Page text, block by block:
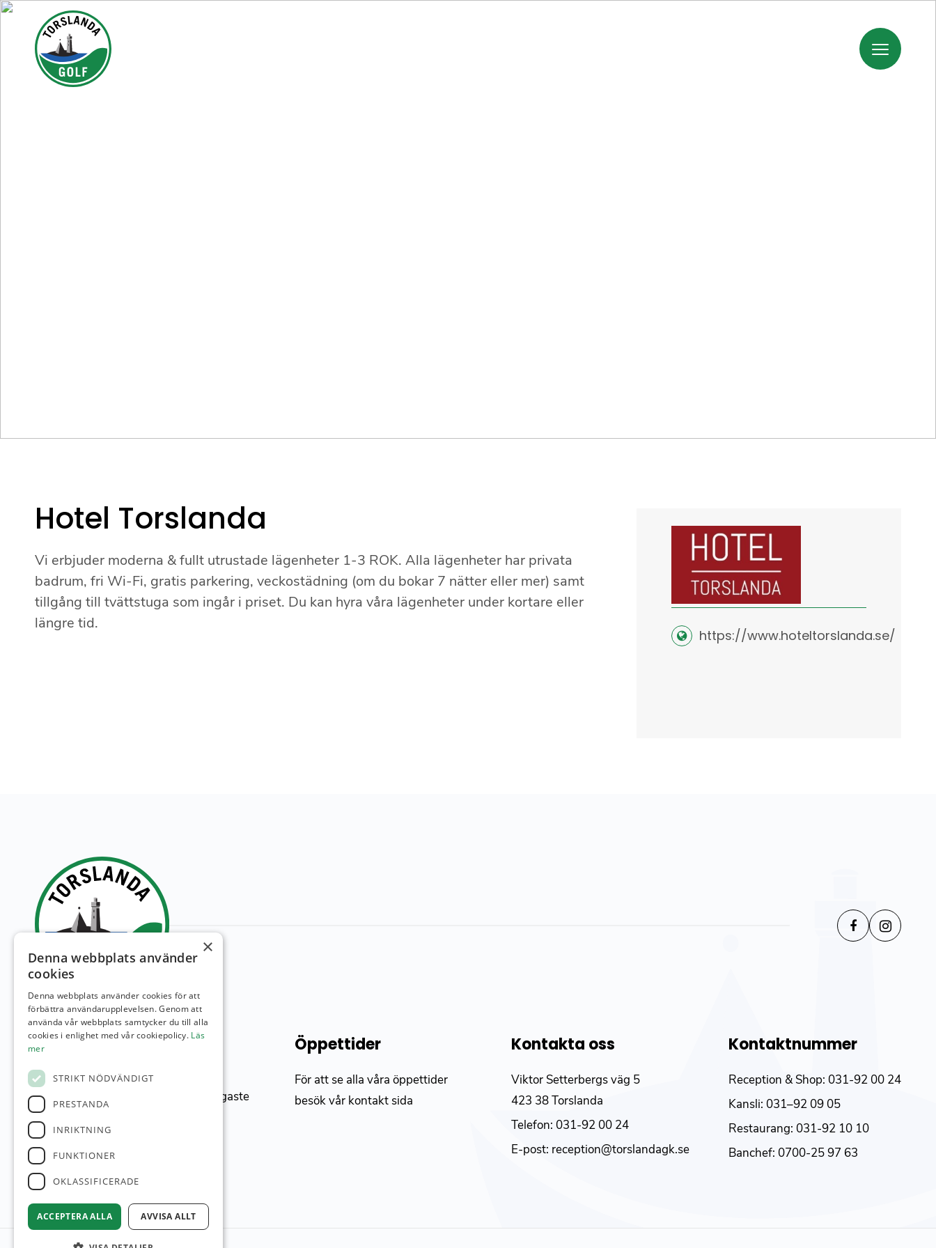
Hotel Torslanda
Vi erbjuder moderna & fullt utrustade lägenheter 1-3 ROK. Alla lägenheter har privata
badrum, fri Wi-Fi, gratis parkering, veckostädning (om du bokar 7 nätter eller mer) samt
tillgång till tvättstuga som ingår i priset. Du kan hyra våra lägenheter under kortare eller
längre tid.
https://www.hoteltorslanda.se/
Torslanda GK
Banan, med sin havsnära och unika
miljö, upplevs som Västsveriges roligaste
och mest utmanande citylinks.
Hitta hit
Öppettider
För att se alla våra öppettider
besök vår kontakt sida
Kontakta oss
Viktor Setterbergs väg 5
423 38 Torslanda
Telefon: 031-92 00 24
E-post: reception@torslandagk.se
Kontaktnummer
Reception & Shop: 031-92 00 24
Kansli: 031–92 09 05
Restaurang: 031-92 10 10
Banchef: 0700-25 97 63
×
Denna webbplats använder
cookies
Denna webbplats använder cookies för att
förbättra användarupplevelsen. Genom att
använda vår webbplats samtycker du till alla
cookies i enlighet med vår cookiepolicy. Läs
mer
STRIKT NÖDVÄNDIGT
PRESTANDA
INRIKTNING
FUNKTIONER
OKLASSIFICERADE
ACCEPTERA ALLA AVVISA ALLT